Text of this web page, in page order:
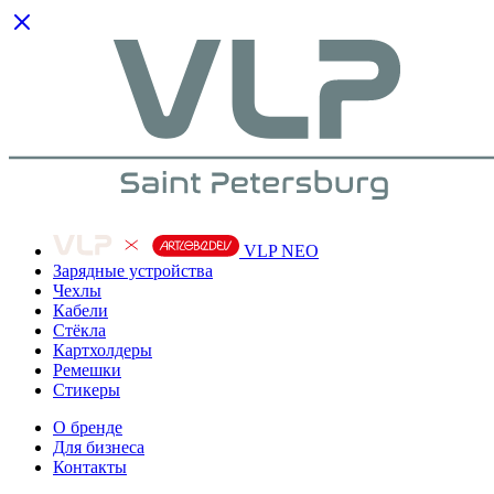
VLP NEO
Зарядные устройства
Чехлы
Кабели
Cтёкла
Картхолдеры
Ремешки
Стикеры
О бренде
Для бизнеса
Контакты